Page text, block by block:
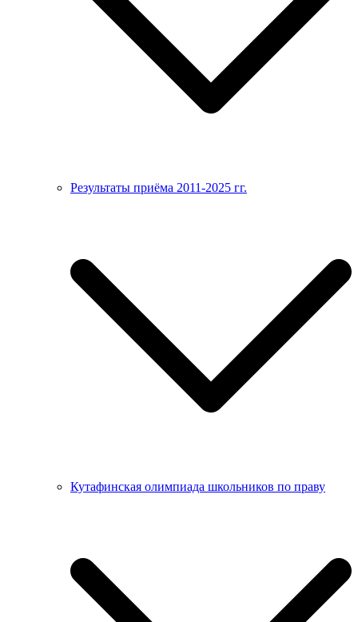
Результаты приёма 2011-2025 гг.
Кутафинская олимпиада школьников по праву